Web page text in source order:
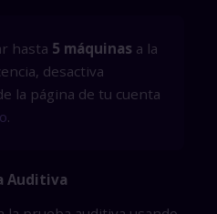
hasta 5 máquinas a la
desactiva
la página de tu cuenta
.
Auditiva